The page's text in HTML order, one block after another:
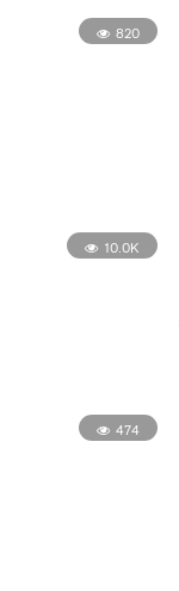
820
10.0K
474